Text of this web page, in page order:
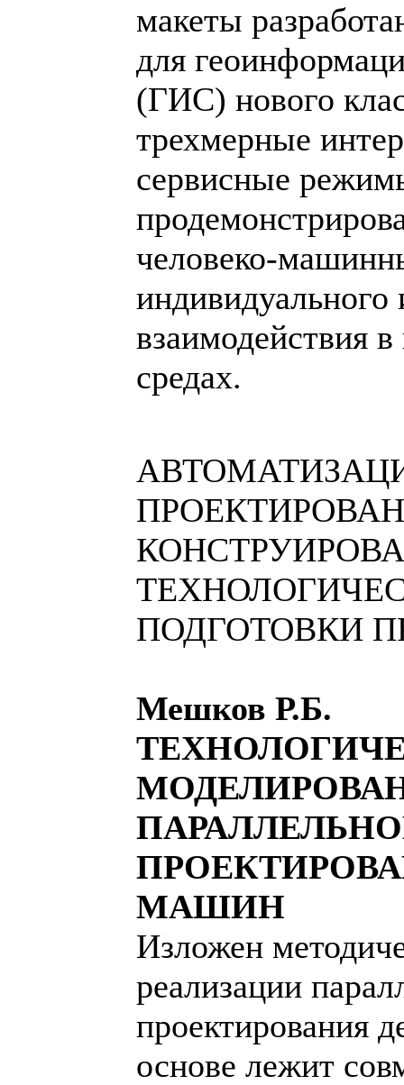
макеты
для
(ГИС) нового
трехмерные
сервисные
человеко-
индивидуального
взаимодействия
средах.
ПОДГОТОВКИ
Мешков Р.Б.
МАШИН
Изложен
реализации
проектирования
основе лежит